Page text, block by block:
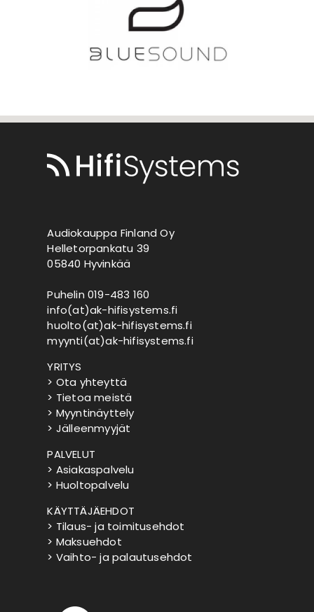
Audiokauppa Finland Oy
Helletorpankatu 39
05840 Hyvinkää
Puhelin 019-483 160
info(at)ak-hifisystems.fi
huolto(at)ak-hifisystems.fi
myynti(at)ak-hifisystems.fi
YRITYS
> Ota yhteyttä
> Tietoa meistä
> Myyntinäyttely
> Jälleenmyyjät
PALVELUT
> Asiakaspalvelu
> Huoltopalvelu
KÄYTTÄJÄEHDOT
> Tilaus- ja toimitusehdot
> Maksuehdot
> Vaihto- ja palautusehdot